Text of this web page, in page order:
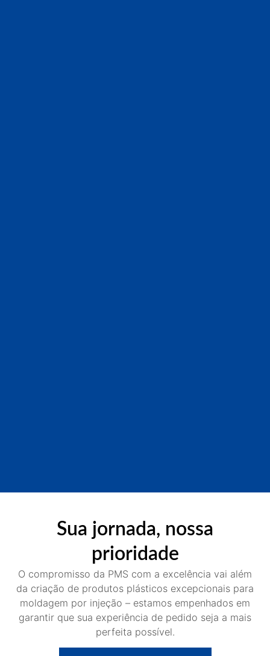
Sua jornada, nossa
prioridade
O compromisso da PMS com a excelência vai além
da criação de produtos plásticos excepcionais para
moldagem por injeção – estamos empenhados em
garantir que sua experiência de pedido seja a mais
perfeita possível.